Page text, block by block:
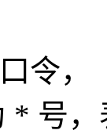
令
* 号